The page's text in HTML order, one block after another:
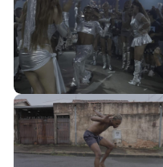
Tarif Relax ! :
Tarif Freestyle